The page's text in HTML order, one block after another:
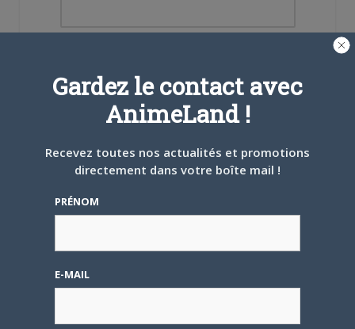
Se souvenir de moi
Gardez le contact avec
AnimeLand !
Recevez toutes nos actualités et promotions
directement dans votre boîte mail !
PRÉNOM
E-MAIL